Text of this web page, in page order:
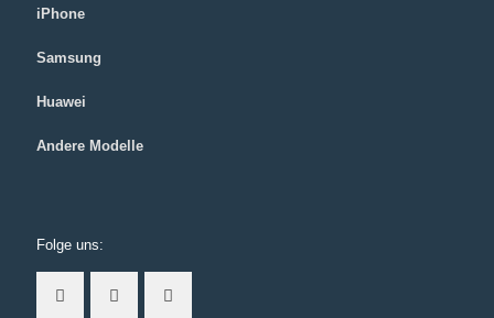
iPhone
Samsung
Huawei
Andere Modelle
Folge uns: